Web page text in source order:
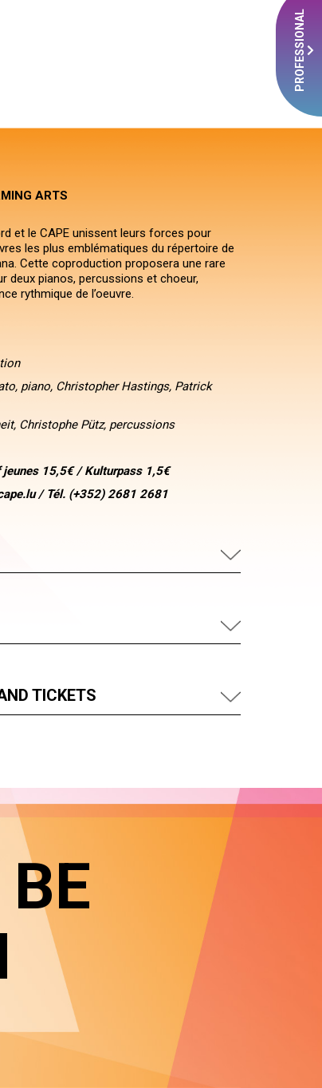
PROFESSIONAL
ARTS
et le CAPE unissent leurs forces pour
les plus emblématiques du répertoire de
Cette coproduction proposera une rare
deux pianos, percussions et choeur,
rythmique de l’oeuvre.
piano, Christopher Hastings, Patrick
Christophe Pütz, percussions
15,5€ / Kulturpass 1,5€
/ Tél. (+352) 2681 2681
TICKETS